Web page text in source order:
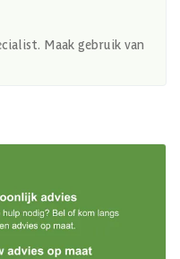
Maak gebruik van